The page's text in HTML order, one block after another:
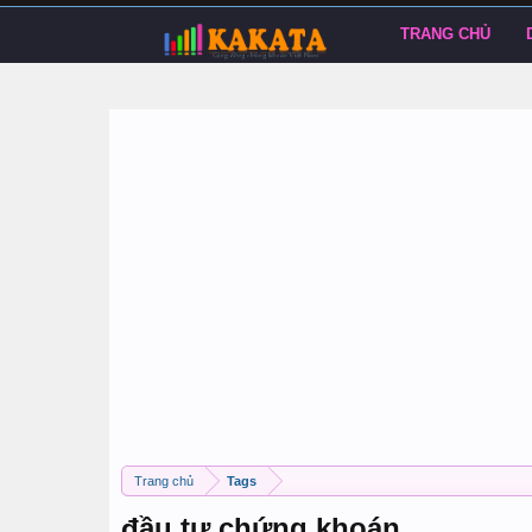
Trang chủ Tags
TRANG CHỦ